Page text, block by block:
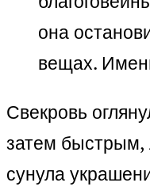
она
вещах.
Свекровь
затем
сунула